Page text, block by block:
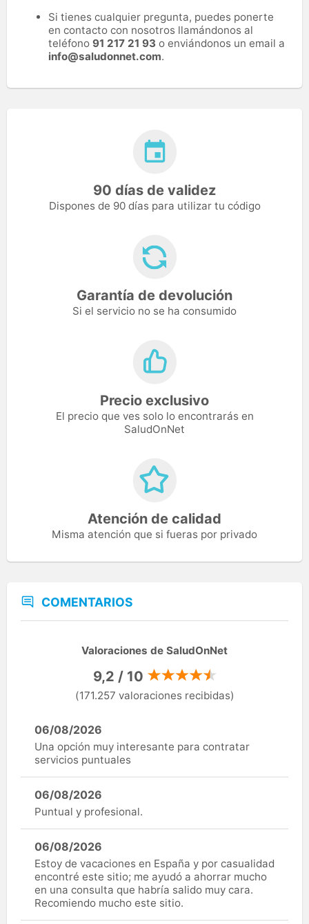
Si tienes cualquier pregunta, puedes ponerte
en contacto con nosotros llamándonos al
teléfono 91 217 21 93 o enviándonos un email a
info@saludonnet.com.
90 días de validez
Dispones de 90 días para utilizar tu código
Garantía de devolución
Si el servicio no se ha consumido
Precio exclusivo
El precio que ves solo lo encontrarás en
SaludOnNet
Atención de calidad
Misma atención que si fueras por privado
COMENTARIOS
Valoraciones de SaludOnNet
9,2 / 10
(171.257 valoraciones recibidas)
06/08/2026
Una opción muy interesante para contratar
servicios puntuales
06/08/2026
Puntual y profesional.
06/08/2026
Estoy de vacaciones en España y por casualidad
encontré este sitio; me ayudó a ahorrar mucho
en una consulta que habría salido muy cara.
Recomiendo mucho este sitio.